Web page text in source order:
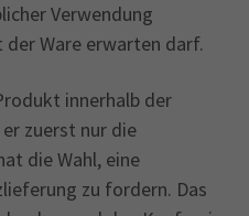
Verwendung
Ware erwarten darf.
innerhalb der
zuerst nur die
die Wahl, eine
zu fordern. Das